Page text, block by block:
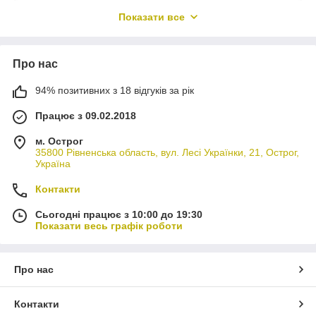
розподіл потужності між приводом та
виконавчими вузлами, завдяки чому
Чому важливо використовувати
моєї ГСТ або PSV?
підбору та замовлення запчастин?
продаєте?
Показати все
Про нас
94% позитивних з 18 відгуків за рік
Працює з 09.02.2018
м. Острог
35800 Рівненська область, вул. Лесі Українки, 21, Острог,
Україна
Контакти
Сьогодні працює з 10:00 до 19:30
Показати весь графік роботи
Про нас
Контакти